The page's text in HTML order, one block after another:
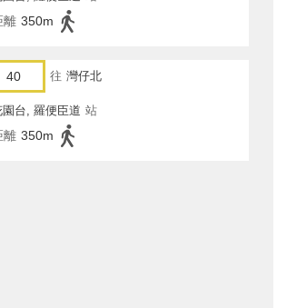
離 350m
40 往 灣仔北
園台, 羅便臣道 站
離 350m